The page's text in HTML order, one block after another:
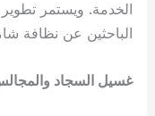
الخدمة. ويستمر تطوير
الباحثين عن نظافة
غسيل السجاد